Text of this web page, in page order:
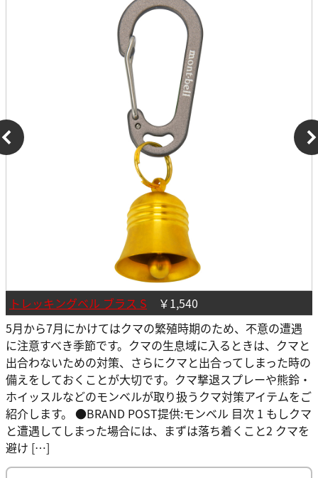
トレッキングベル ブラス S ￥1,540
5月から7月にかけてはクマの繁殖時期のため、不意の遭遇
に注意すべき季節です。クマの生息域に入るときは、クマと
出合わないための対策、さらにクマと出合ってしまった時の
備えをしておくことが大切です。クマ撃退スプレーや熊鈴・
ホイッスルなどのモンベルが取り扱うクマ対策アイテムをご
紹介します。 ●BRAND POST提供:モンベル 目次 1 もしクマ
と遭遇してしまった場合には、まずは落ち着くこと2 クマを
避け […]